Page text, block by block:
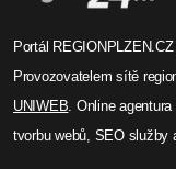
Portál
Provozovatelem sítě
UNIWEB. Online
tvorbu webů, SEO služby